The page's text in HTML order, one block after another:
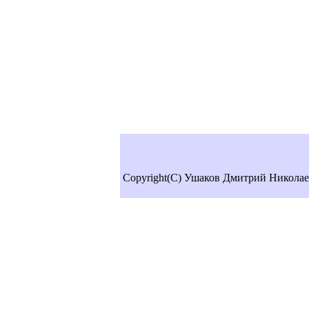
Copyright(C) Ушаков Дмитрий